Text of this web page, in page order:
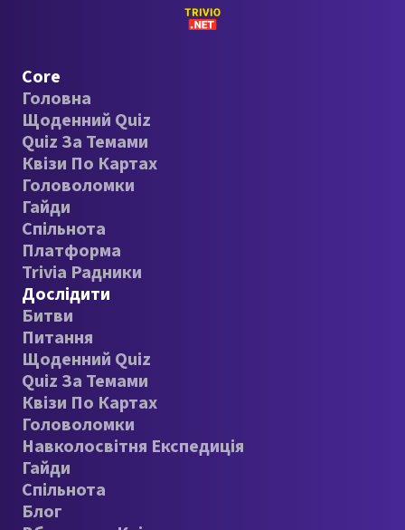
Core
Головна
Щоденний Quiz
Quiz За Темами
Квізи По Картах
Головоломки
Гайди
Спільнота
Платформа
Trivia Радники
Дослідити
Битви
Питання
Щоденний Quiz
Quiz За Темами
Квізи По Картах
Головоломки
Навколосвітня Експедиція
Гайди
Спільнота
Блог